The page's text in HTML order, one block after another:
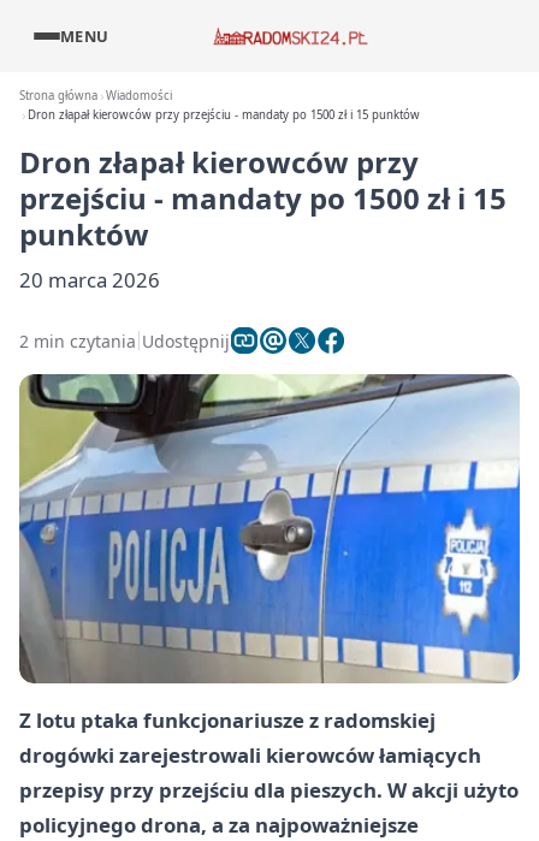
MENU
Strona główna Wiadomości
Dron złapał kierowców przy przejściu - mandaty po 1500 zł i 15 punktów
Dron złapał kierowców przy
przejściu - mandaty po 1500 zł i 15
punktów
20 marca 2026
2 min czytania Udostępnij
Z lotu ptaka funkcjonariusze z radomskiej
drogówki zarejestrowali kierowców łamiących
przepisy przy przejściu dla pieszych. W akcji użyto
policyjnego drona, a za najpoważniejsze